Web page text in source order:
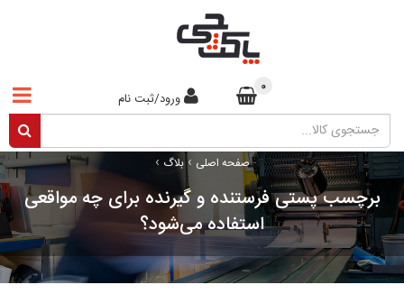
ورود/ثبت نام
0
صفحه اصلی › بلاگ ›
برچسب پستی فرستنده و گیرنده برای چه مواقعی
استفاده می‌شود؟